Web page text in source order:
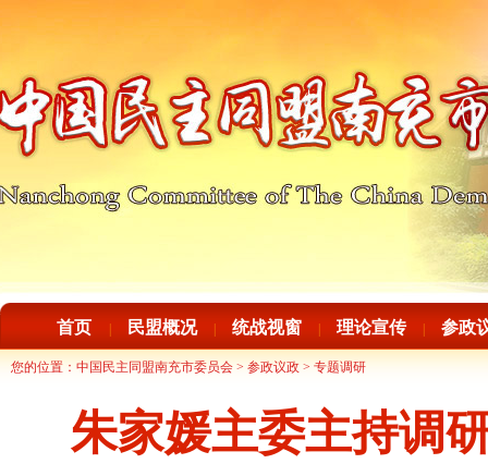
首页 民盟概况 统战视窗 理论宣传 参政
您的位置： 中国民主同盟南充市委员会 > 参政议政 > 专题调研
朱家媛主委主持调